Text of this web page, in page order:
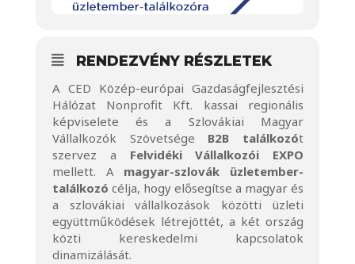
RENDEZVÉNY RÉSZLETEK
A CED Közép-európai Gazdaságfejlesztési
Hálózat Nonprofit Kft. kassai regionális
képviselete és a Szlovákiai Magyar
Vállalkozók Szövetsége B2B találkozót
szervez a Felvidéki Vállalkozói EXPO
mellett. A magyar-szlovák üzletember-
találkozó célja, hogy elősegítse a magyar és
a szlovákiai vállalkozások közötti üzleti
együttműködések létrejöttét, a két ország
közti kereskedelmi kapcsolatok
dinamizálását.